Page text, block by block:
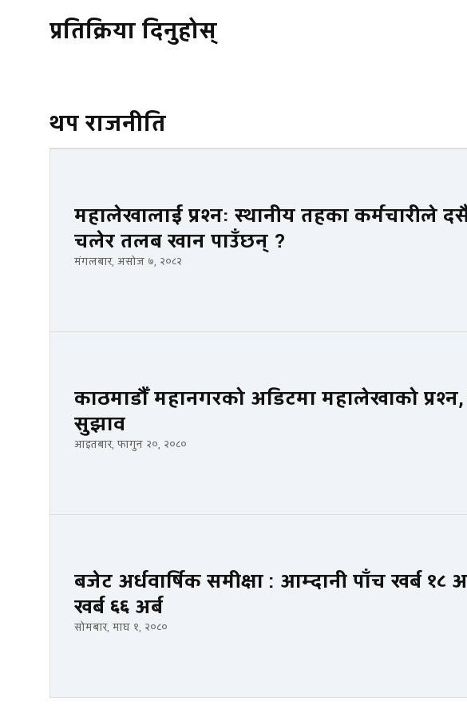
प्रतिक्रिया दिनुहोस्
थप राजनीति
महालेखालाई प्रश्नः स्थानीय तहका कर्मचारीले
चलेर तलब खान पाउँछन् ?
मंगलबार, असोज ७, २०८२
काठमाडौँ महानगरको अडिटमा महालेखाको
सुझाव
आइतबार, फागुन २०, २०८०
बजेट अर्धवार्षिक समीक्षा : आम्दानी पाँच खर्ब १८
खर्ब ६६ अर्ब
सोमबार, माघ १, २०८०